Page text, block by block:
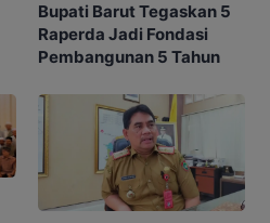
Bupati Barut Tegaskan 5
Raperda Jadi Fondasi
Pembangunan 5 Tahun